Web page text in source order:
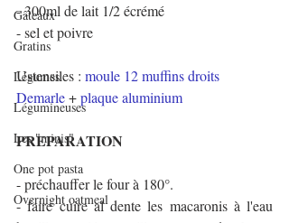
Gâteaux
Gratins
Légumes
Légumineuses
Les "minis"
One pot pasta
Overnight oatmeal
- 300ml de lait 1/2 écrémé
- sel et poivre
Ustensiles : moule 12 muffins droits
Demarle+ plaque aluminium
PREPARATION
- préchauffer le four à 180°.
- faire cuire al dente les macaronis à l'eau